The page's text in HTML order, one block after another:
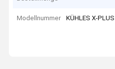
Modellnummer KÜHLES X-PLUS